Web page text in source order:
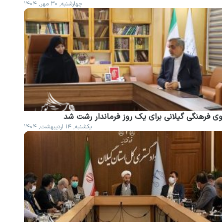
چهارشنبه, ۳۰ مهر, ۱۴۰۴
فرهنگی گیلانی برای یک روز فرماندار رشت شد
یکشنبه, ۱۴ اردیبهشت, ۱۴۰۴